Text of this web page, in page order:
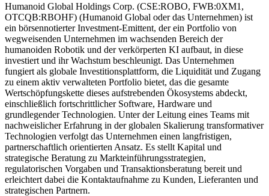
Humanoid Global Holdings Corp. (CSE:ROBO, FWB:0XM1,
OTCQB:RBOHF) (Humanoid Global oder das Unternehmen) ist
ein börsennotierter Investment-Emittent, der ein Portfolio von
wegweisenden Unternehmen im wachsenden Bereich der
humanoiden Robotik und der verkörperten KI aufbaut, in diese
investiert und ihr Wachstum beschleunigt. Das Unternehmen
fungiert als globale Investitionsplattform, die Liquidität und Zugang
zu einem aktiv verwalteten Portfolio bietet, das die gesamte
Wertschöpfungskette dieses aufstrebenden Ökosystems abdeckt,
einschließlich fortschrittlicher Software, Hardware und
grundlegender Technologien. Unter der Leitung eines Teams mit
nachweislicher Erfahrung in der globalen Skalierung transformativer
Technologien verfolgt das Unternehmen einen langfristigen,
partnerschaftlich orientierten Ansatz. Es stellt Kapital und
strategische Beratung zu Markteinführungsstrategien,
regulatorischen Vorgaben und Transaktionsberatung bereit und
erleichtert dabei die Kontaktaufnahme zu Kunden, Lieferanten und
strategischen Partnern.